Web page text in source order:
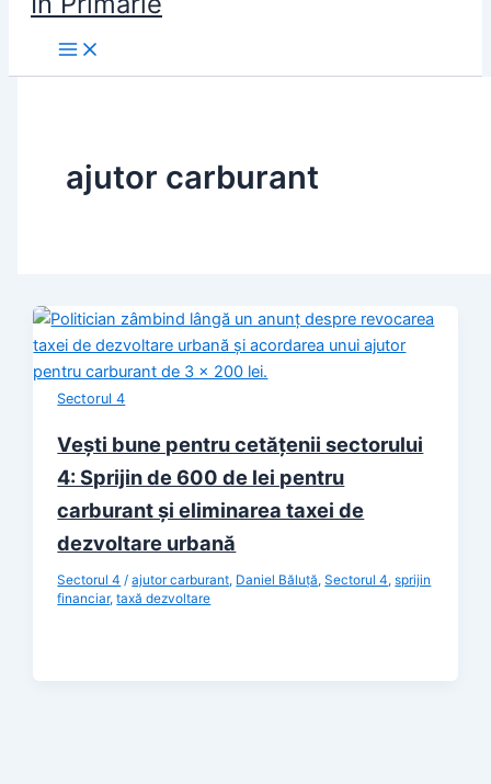
ajutor carburant
Sectorul 4
Vești bune pentru cetățenii sectorului
4: Sprijin de 600 de lei pentru
carburant și eliminarea taxei de
dezvoltare urbană
Sectorul 4 /ajutor carburant, Daniel Băluță,Sectorul 4,sprijin
financiar,taxă dezvoltare